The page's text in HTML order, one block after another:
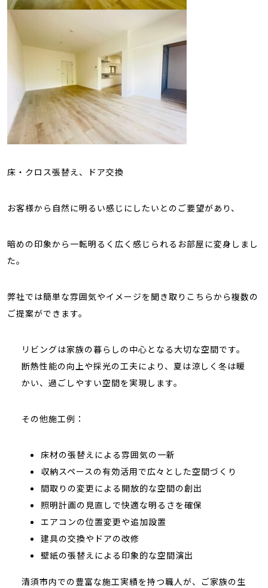
床・クロス張替え、ドア交換
お客様から自然に明るい感じにしたいとのご要望があり、
暗めの印象から一転明るく広く感じられるお部屋に変身しまし
た。
弊社では簡単な雰囲気やイメージを聞き取りこちらから複数の
ご提案ができます。
リビングは家族の暮らしの中心となる大切な空間です。
断熱性能の向上や採光の工夫により、夏は涼しく冬は暖
かい、過ごしやすい空間を実現します。
その他施工例：
床材の張替えによる雰囲気の一新
収納スペースの有効活用で広々とした空間づくり
間取りの変更による開放的な空間の創出
照明計画の見直しで快適な明るさを確保
エアコンの位置変更や追加設置
建具の交換やドアの改修
壁紙の張替えによる印象的な空間演出
清須市内での豊富な施工実績を持つ職人が、ご家族の生